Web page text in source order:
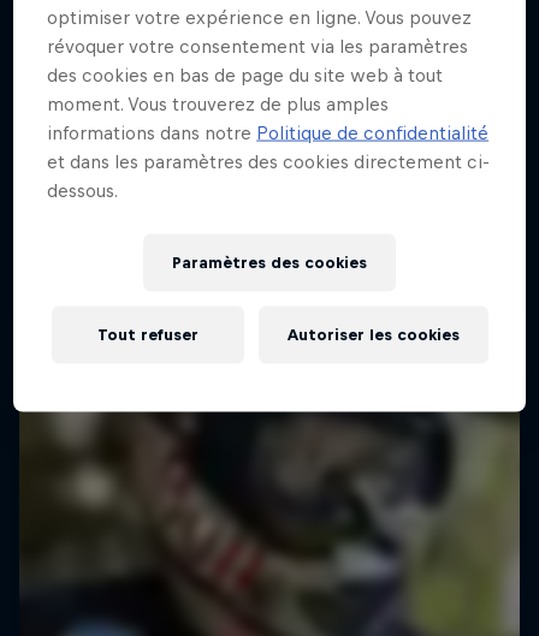
Red Bull District Ride
24 – 25 Juillet 2026
Groningen, Netherlands
optimiser votre expérience en ligne. Vous pouvez
révoquer votre consentement via les paramètres
des cookies en bas de page du site web à tout
moment. Vous trouverez de plus amples
informations dans notre Politique de confidentialité
et dans les paramètres des cookies directement ci-
dessous.
Paramètres des cookies
Tout refuser Autoriser les cookies